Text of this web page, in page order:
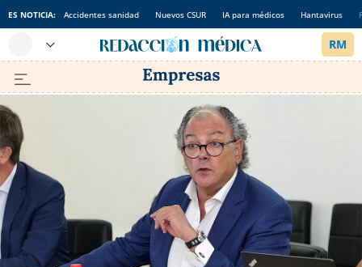
ES NOTICIA: Accidentes sanidad Nuevos CSUR IA para médicos Hantavirus